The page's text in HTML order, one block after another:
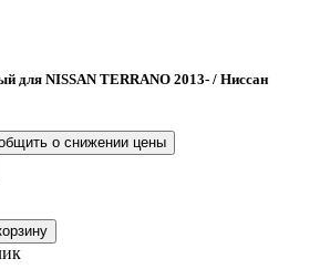
для NISSAN TERRANO 2013- / Ниссан
в корзину